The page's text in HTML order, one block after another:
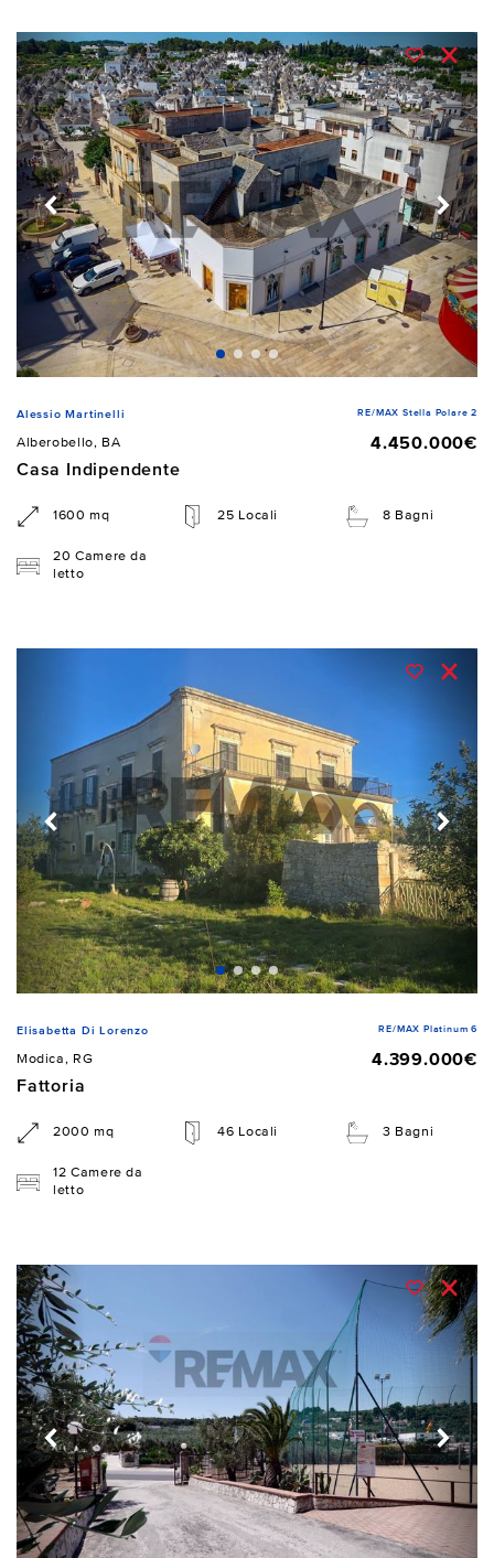
Alessio Martinelli RE/MAX Stella Polare 2
Alberobello, BA
4.450.000€
Casa Indipendente
1600 mq 25 Locali 8 Bagni
20 Camere da
letto
Elisabetta Di Lorenzo RE/MAX Platinum 6
Modica, RG
4.399.000€
Fattoria
2000 mq 46 Locali 3 Bagni
12 Camere da
letto